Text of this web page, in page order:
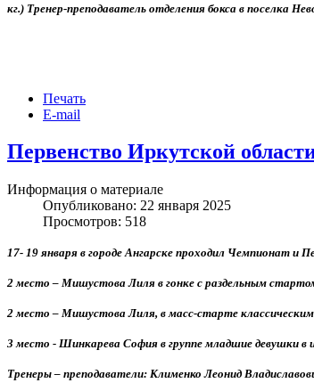
кг.) Тренер-преподаватель отделения бокса в поселка
Печать
E-mail
Первенство Иркутской
Информация о материале
Опубликовано: 22 января 2025
Просмотров: 518
17- 19 января в городе Ангарске проходил Чемпионат
2 место – Мишустова Лиля в гонке с раздельным
2 место – Мишустова Лиля, в масс-старте
3 место - Шинкарева София в группе младшие девушки в
Тренеры – преподаватели: Клименко Леонид